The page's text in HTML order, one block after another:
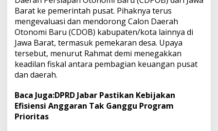
Barat ke pemerintah pusat. Pihaknya terus
mengevaluasi dan mendorong Calon Daerah
Otonomi Baru (CDOB) kabupaten/kota lainnya di
Jawa Barat, termasuk pemekaran desa. Upaya
tersebut, menurut Rahmat demi menegakkan
keadilan fiskal antara pembagian keuangan pusat
dan daerah.
Baca Juga:DPRD Jabar Pastikan Kebijakan
Efisiensi Anggaran Tak Ganggu Program
Prioritas